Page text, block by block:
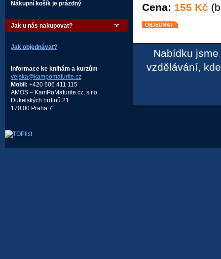
Nákupní košík je prázdný
Jak u nás nakupovat?
Jak objednávat?
Informace ke knihám a kurzům
vejska@kampomaturite.cz
Mobil: +420 606 411 115
AMOS – KamPoMaturite.cz, s.r.o.
Dukelských hrdinů 21
170 00 Praha 7
Cena: 155 Kč
Nabídku
vzdělávání,